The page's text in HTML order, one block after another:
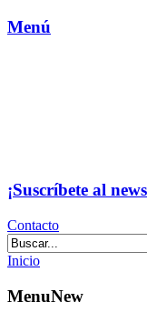
Menú
¡Suscríbete al
Contacto
Inicio
MenuNew